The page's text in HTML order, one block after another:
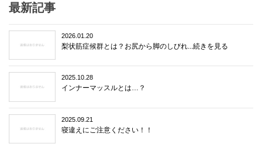
最新記事
2026.01.20
梨状筋症候群とは？お尻から脚のしびれ...続きを見る
2025.10.28
インナーマッスルとは…？
2025.09.21
寝違えにご注意ください！！